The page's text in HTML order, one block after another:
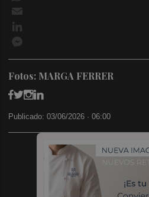
Fotos: MARGA FERRER
Publicado: 03/06/2026 ·06:00